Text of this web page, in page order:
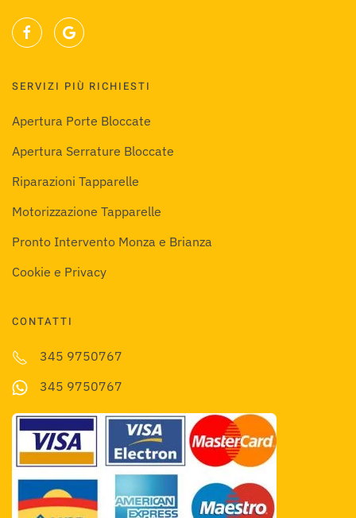
SERVIZI PIÙ RICHIESTI
Apertura Porte Bloccate
Apertura Serrature Bloccate
Riparazioni Tapparelle
Motorizzazione Tapparelle
Pronto Intervento Monza e Brianza
Cookie e Privacy
CONTATTI
345 9750767
345 9750767